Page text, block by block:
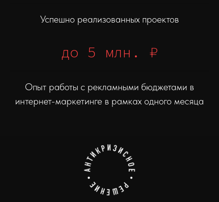
Успешно реализованных проектов
до 5 млн. ₽
Опыт работы с рекламными бюджетами в
интернет-маркетинге в рамках одного месяца